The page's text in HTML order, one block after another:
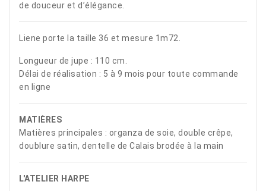
de douceur et d’élégance.
Liene porte la taille 36 et mesure 1m72.
Longueur de jupe : 110 cm.
Délai de réalisation : 5 à 9 mois pour toute commande
en ligne
MATIÈRES
Matières principales : organza de soie, double crêpe,
doublure satin, dentelle de Calais brodée à la main
L'ATELIER HARPE